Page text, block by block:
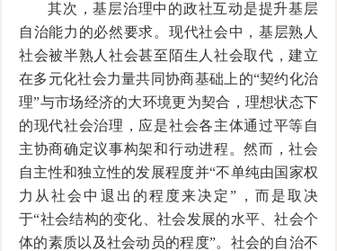
其次，基层治理中的政社互动是提升基层
自治能力的必然要求。现代社会中，基层熟人
社会被半熟人社会甚至陌生人社会取代，建立
在多元化社会力量共同协商基础上的“契约化治
理”与市场经济的大环境更为契合，理想状态下
的现代社会治理，应是社会各主体通过平等自
主协商确定议事构架和行动进程。然而，社会
自主性和独立性的发展程度并“不单纯由国家权
力从社会中退出的程度来决定”，而是取决
于“社会结构的变化、社会发展的水平、社会个
体的素质以及社会动员的程度”。社会的自治不